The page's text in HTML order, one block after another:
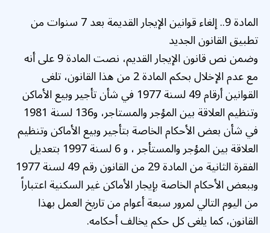
المادة 9.. إلغاء قوانين الإيجار القديمة بعد 7 سنوات من
تطبيق القانون الجديد
وضمن نص قانون الإيجار القديم، نصت المادة 9 على أنه
مع عدم الإخلال بحكم المادة 2 من هذا القانون، تلغى
القوانين أرقام 49 لسنة 1977 في شأن تأجير وبيع الأماكن
وتنظيم العلاقة بين المؤجر والمستاجر، و136 لسنة 1981
في شأن بعض الأحكام الخاصة بتأجير وبيع الأماكن وتنظيم
العلاقة بين المؤجر والمستأجر ، و 6 لسنة 1997 بتعديل
الفقرة الثانية من المادة 29 من القانون رقم 49 لسنة 1977
وببعض الأحكام الخاصة بإيجار الأماكن غير السكنية اعتباراً
من اليوم التالي لمرور سبعة أعوام من تاريخ العمل بهذا
القانون، كما يلغى كل حكم يخالف أحكامه.